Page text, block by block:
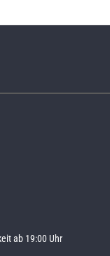
ab 19:00 Uhr